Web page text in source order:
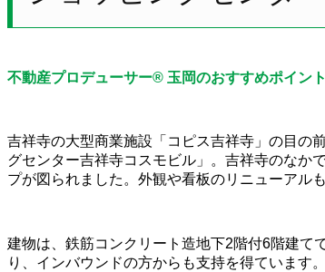
不動産プロデューサー® 玉岡のおすすめポイント
吉祥寺の大型商業施設「コピス吉祥寺」の目の
グセンター吉祥寺コスモビル」。吉祥寺のなか
プが図られました。外観や看板のリニューアル
建物は、鉄筋コンクリート造地下2階付6階建て
り、インバウンドの方からも支持を得ています。